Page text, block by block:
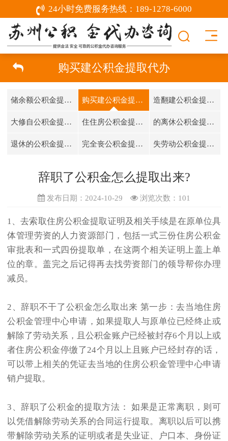
24小时免费服务热线： 189-1278-6000
购买建公积金提取代办
储余额公积金提取代办 购买建公积金提取代办 造翻建公积金提取代办
大修自公积金提取代办 住住房公积金提取代办 的离休公积金提取代办
退休的公积金提取代办 完全丧公积金提取代办 失劳动公积金提取代办
辞职了公积金怎么提取出来?
发布日期：2024-10-29 浏览次数： 101
1、去索取住房公积金提取证明及相关手续是在原单位具
体管理劳资的人力资源部门，包括一式三份住房公积金
审批表和一式四份提取单，在这两个相关证明上盖上单
位的章。盖完之后记得再去找劳资部门的领导帮你办理
减员。
2、辞职不干了公积金怎么取出来 第一步：去当地住房
公积金管理中心申请，如果提取人与原单位已经终止或
解除了劳动关系，且公积金账户已经被封存6个月以上或
者住房公积金停缴了24个月以上且账户已经封存的话，
可以带上相关的凭证去当地的住房公积金管理中心申请
销户提取。
3、辞职了公积金的提取方法： 如果是正常离职，则可
以凭借解除劳动关系的合同运行提取。离职以后可以携
带解除劳动关系的证明或者是失业证、户口本、身份证